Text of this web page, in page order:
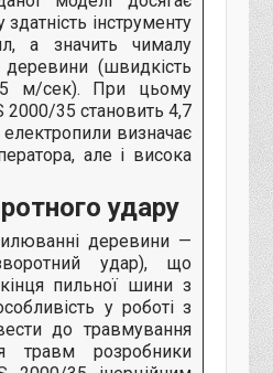
інструменту
а значить чималу
(швидкість
м/сек). При цьому
2000/35 становить 4,7
електропили визначає
але і висока
удару
деревини —
удар), що
кінця пильної шини з
у роботі з
до травмування
травм розробники